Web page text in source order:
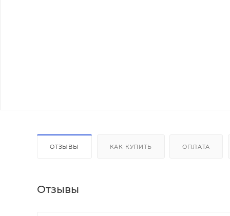
ОТЗЫВЫ КАК КУПИТЬ ОПЛАТА
Отзывы